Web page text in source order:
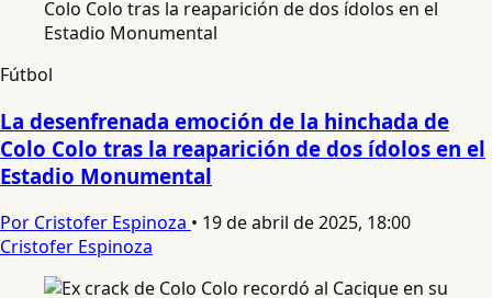
Fútbol
La desenfrenada emoción de la hinchada de
Colo Colo tras la reaparición de dos ídolos en el
Estadio Monumental
Por Cristofer Espinoza • 19 de abril de 2025, 18:00
Cristofer Espinoza